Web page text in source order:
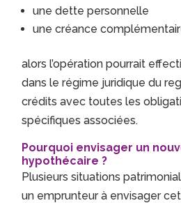
une dette personnelle
une créance
alors l’opération pourrait
dans le régime juridique du
crédits avec toutes les
spécifiques associées.
Pourquoi envisager un
hypothécaire ?
Plusieurs situations
un emprunteur à envisager